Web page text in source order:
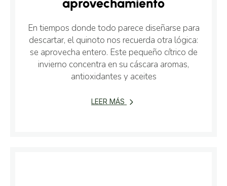
aprovechamiento
En tiempos donde todo parece diseñarse para
descartar, el quinoto nos recuerda otra lógica:
se aprovecha entero. Este pequeño cítrico de
invierno concentra en su cáscara aromas,
antioxidantes y aceites
LEER MÁS